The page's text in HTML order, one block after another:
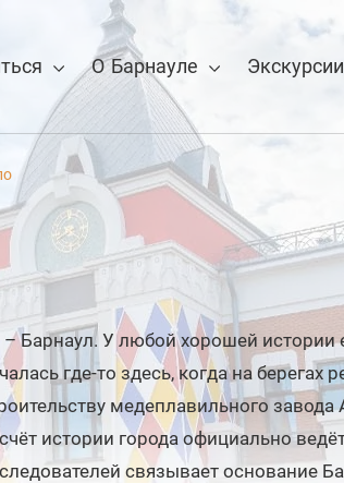
О Барнауле Экскурсии
– Барнаул. У любой хорошей истории
где-то здесь, когда на берегах
медеплавильного
истории города официально
связывает основание